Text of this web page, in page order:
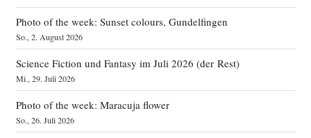
Photo of the week: Sunset colours, Gundelfingen
So., 2. August 2026
Science Fiction und Fantasy im Juli 2026 (der Rest)
Mi., 29. Juli 2026
Photo of the week: Maracuja flower
So., 26. Juli 2026